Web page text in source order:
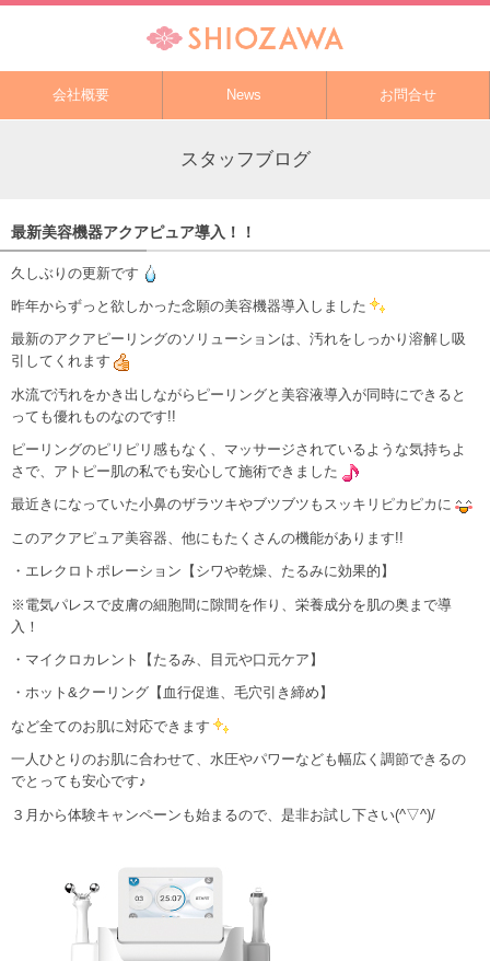
会社概要 News お問合せ
スタッフブログ
最新美容機器アクアピュア導入！！
久しぶりの更新です
昨年からずっと欲しかった念願の美容機器導入しました
最新のアクアピーリングのソリューションは、汚れをしっかり溶解し吸
引してくれます
水流で汚れをかき出しながらピーリングと美容液導入が同時にできると
っても優れものなのです!!
ピーリングのピリピリ感もなく、マッサージされているような気持ちよ
さで、アトピー肌の私でも安心して施術できました
最近きになっていた小鼻のザラツキやブツブツもスッキリピカピカに
このアクアピュア美容器、他にもたくさんの機能があります!!
・エレクロトポレーション【シワや乾燥、たるみに効果的】
※電気パレスで皮膚の細胞間に隙間を作り、栄養成分を肌の奥まで導
入！
・マイクロカレント【たるみ、目元や口元ケア】
・ホット&クーリング【血行促進、毛穴引き締め】
など全てのお肌に対応できます
一人ひとりのお肌に合わせて、水圧やパワーなども幅広く調節できるの
でとっても安心です♪
３月から体験キャンペーンも始まるので、是非お試し下さい(^▽^)/